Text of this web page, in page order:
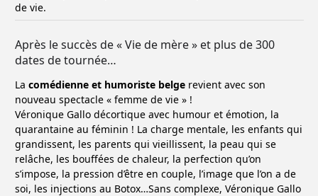
de vie.
Après le succès de « Vie de mère » et plus de 300
dates de tournée…
La comédienne et humoriste belge revient avec son
nouveau spectacle « femme de vie » !
Véronique Gallo décortique avec humour et émotion, la
quarantaine au féminin ! La charge mentale, les enfants qui
grandissent, les parents qui vieillissent, la peau qui se
relâche, les bouffées de chaleur, la perfection qu’on
s’impose, la pression d’être en couple, l’image que l’on a de
soi, les injections au Botox…Sans complexe, Véronique Gallo